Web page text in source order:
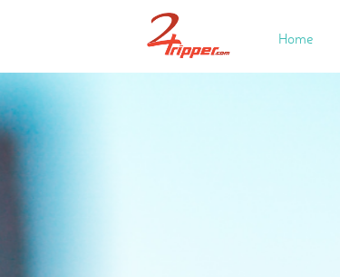
Home